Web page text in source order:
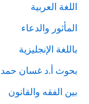
اللغة العربية
المأثور والدعاء
باللغة الإنجليزية
بحوث أ.د غسان
بين الفقه والقانون